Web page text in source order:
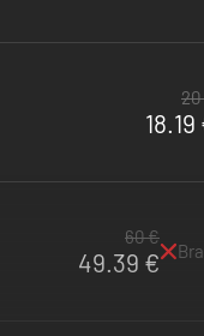
18.19
60 €
49.39 €